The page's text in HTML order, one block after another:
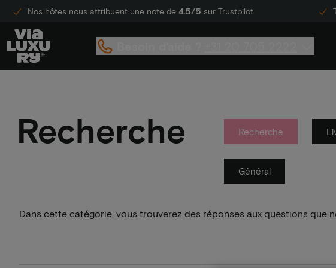
Nos hôtes nous attribuent une note de 4.5/5 sur Trustpilot
Recherche Recherche
Général
Dans cette catégorie, vous trouverez des réponses aux questions que